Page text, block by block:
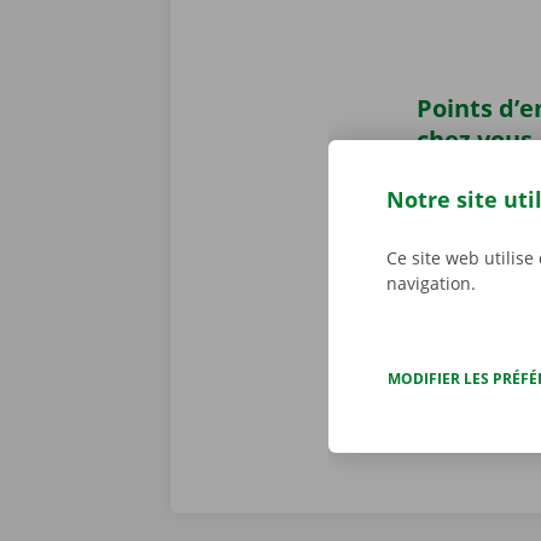
Points
chez vous
Dockx ?
transports
pourrez
Notre site
Ce site web
navigation.
MODIFIER LES